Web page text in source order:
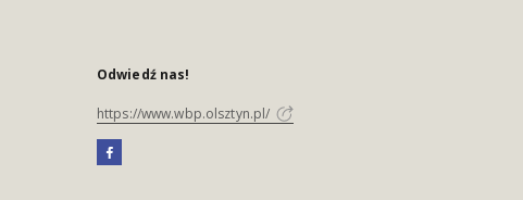
Odwiedź nas!
https://www.wbp.olsztyn.pl/